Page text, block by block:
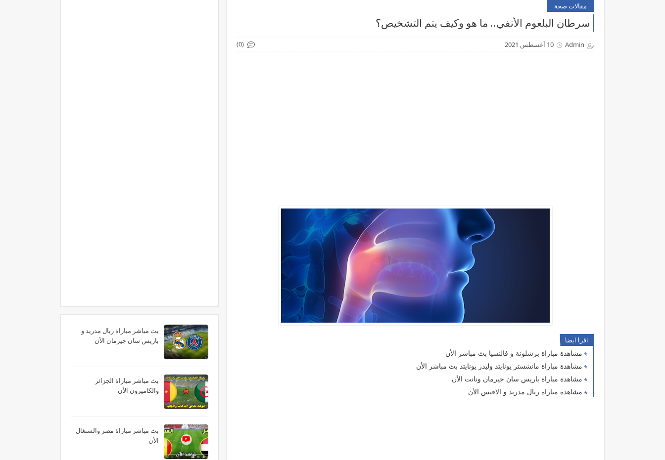
مقالات صحة
سرطان البلعوم الأنفي.. ما هو وكيف يتم التشخيص؟
Admin 10 أغسطس 2021 (0)
اقرا ايضا
مشاهدة مباراة برشلونة و فالنسيا بث مباشر الأن
مشاهدة مباراة مانشستر يونايتد وليدز يونايتد بث مباشر الأن
مشاهدة مباراة باريس سان جيرمان ونانت الأن
مشاهدة مباراة ريال مدريد و الافيس الأن
بث مباشر مباراة ريال مدريد و
باريس سان جيرمان الأن
بث مباشر مباراة الجزائر
والكاميرون الأن
بث مباشر مباراة مصر والسنغال
الأن